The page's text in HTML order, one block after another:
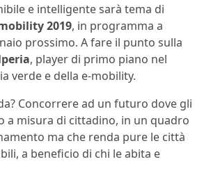
e intelligente sarà tema di
2019, in programma a
prossimo. A fare il punto sulla
, player di primo piano nel
verde e della e-mobility.
Concorrere ad un futuro dove gli
a misura di cittadino, in un quadro
ma che renda pure le città
a beneficio di chi le abita e